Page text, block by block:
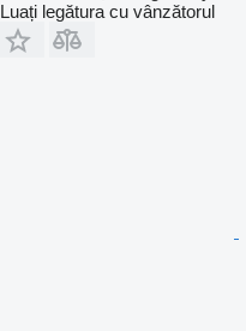
Luați legătura cu vânzătorul